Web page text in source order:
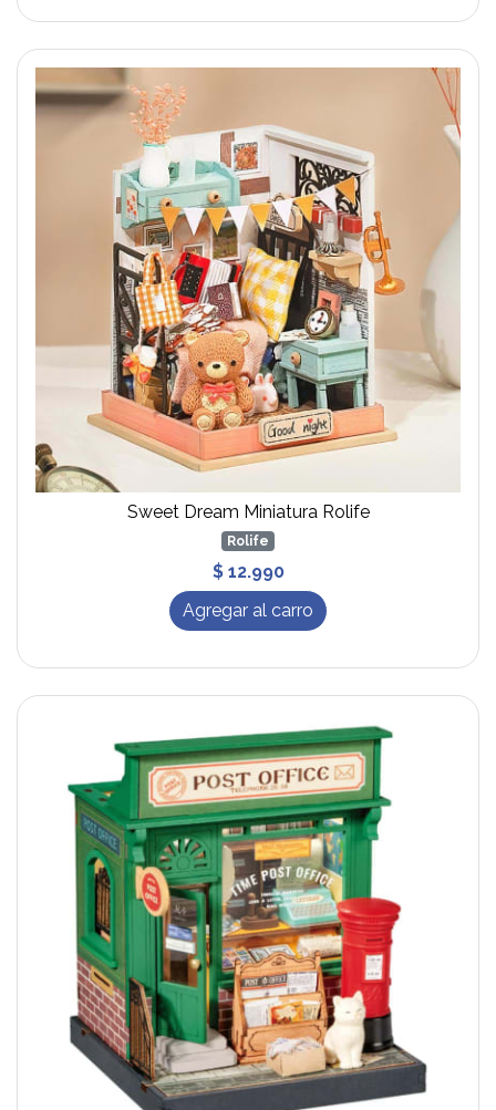
Sweet Dream Miniatura Rolife
Rolife
$ 12.990
Agregar al carro